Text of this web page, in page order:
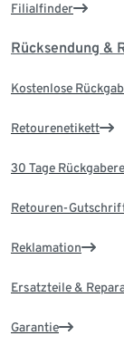
Filialfinder
Rücksendung &
Kostenlose
Retourenetikett
30 Tage
Retouren-
Reklamation
Ersatzteile &
Garantie